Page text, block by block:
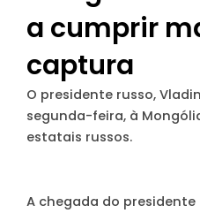
a cumprir
captura
O presidente russo,
segunda-feira, à
estatais russos.
A chegada do